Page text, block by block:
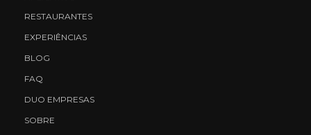
RESTAURANTES
EXPERIÊNCIAS
BLOG
FAQ
DUO EMPRESAS
SOBRE